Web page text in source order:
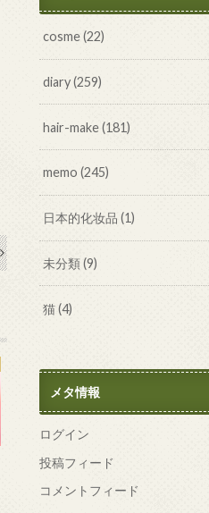
cosme(22)
diary(259)
hair-make(181)
memo(245)
日本的化妆品(1)
未分類(9)
猫(4)
メタ情報
ログイン
投稿フィード
コメントフィード